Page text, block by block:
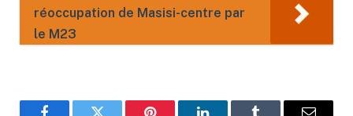
réoccupation de Masisi-centre par
le M23